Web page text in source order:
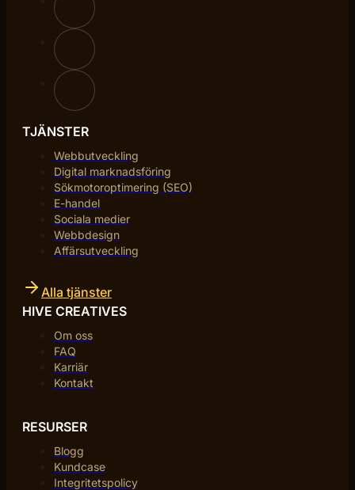
TJÄNSTER
Webbutveckling
Digital marknadsföring
Sökmotoroptimering (SEO)
E-handel
Sociala medier
Webbdesign
Affärsutveckling
Alla tjänster
HIVE CREATIVES
Om oss
FAQ
Karriär
Kontakt
RESURSER
Blogg
Kundcase
Integritetspolicy